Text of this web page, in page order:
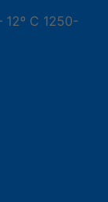
12º C 1250-